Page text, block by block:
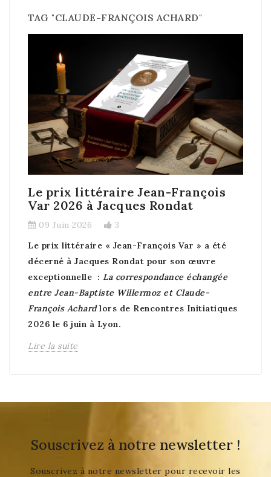
TAG "CLAUDE-FRANÇOIS ACHARD"
Le prix littéraire Jean-François
Var 2026 à Jacques Rondat
09 Juin 2026
3
Le prix littéraire « Jean-François Var » a été
décerné à Jacques Rondat pour son œuvre
exceptionnelle : La correspondance échangée
entre Jean-Baptiste Willermoz et Claude-
François Achardlors de Rencontres Initiatiques
2026 le 6 juin à Lyon.
Lire la suite
Souscrivez à notre newsletter !
Souscrivez à notre newsletter pour recevoir les